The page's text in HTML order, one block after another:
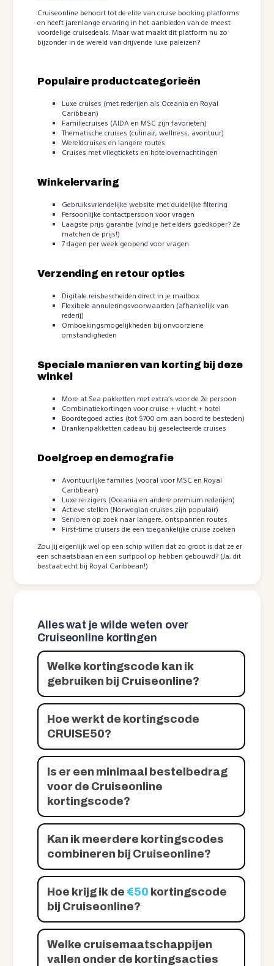
Cruiseonline behoort tot de elite van cruise booking platforms
en heeft jarenlange ervaring in het aanbieden van de meest
voordelige cruisedeals. Maar wat maakt dit platform nu zo
bijzonder in de wereld van drijvende luxe paleizen?
Populaire productcategorieën
Luxe cruises (met rederijen als Oceania en Royal
Caribbean)
Familiecruises (AIDA en MSC zijn favorieten)
Thematische cruises (culinair, wellness, avontuur)
Wereldcruises en langere routes
Cruises met vliegtickets en hotelovernachtingen
Winkelervaring
Gebruiksvriendelijke website met duidelijke filtering
Persoonlijke contactpersoon voor vragen
Laagste prijs garantie (vind je het elders goedkoper? Ze
matchen de prijs!)
7 dagen per week geopend voor vragen
Verzending en retour opties
Digitale reisbescheiden direct in je mailbox
Flexibele annuleringsvoorwaarden (afhankelijk van
rederij)
Omboekingsmogelijkheden bij onvoorziene
omstandigheden
Speciale manieren van korting bij deze
winkel
More at Sea pakketten met extra’s voor de 2e persoon
Combinatiekortingen voor cruise + vlucht + hotel
Boordtegoed acties (tot $700 om aan boord te besteden)
Drankenpakketten cadeau bij geselecteerde cruises
Doelgroep en demografie
Avontuurlijke families (vooral voor MSC en Royal
Caribbean)
Luxe reizigers (Oceania en andere premium rederijen)
Actieve stellen (Norwegian cruises zijn populair)
Senioren op zoek naar langere, ontspannen routes
First-time cruisers die een toegankelijke cruise zoeken
Zou jij eigenlijk wel op een schip willen dat zo groot is dat ze er
een schaatsbaan en een surfpool op hebben gebouwd? (Ja, dit
bestaat echt bij Royal Caribbean!)
Alles wat je wilde weten over
Cruiseonline kortingen
Welke kortingscode kan ik
gebruiken bij Cruiseonline?
Hoe werkt de kortingscode
CRUISE50?
Is er een minimaal bestelbedrag
voor de Cruiseonline
kortingscode?
Kan ik meerdere kortingscodes
combineren bij Cruiseonline?
Hoe krijg ik de €50 kortingscode
bij Cruiseonline?
Welke cruisemaatschappijen
vallen onder de kortingsacties